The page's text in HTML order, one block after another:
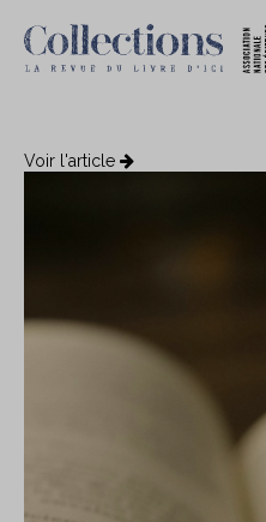
Voir l'article